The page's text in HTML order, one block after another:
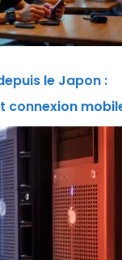
le Japon :
connexion